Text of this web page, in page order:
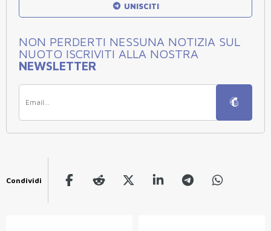
UNISCITI
NON PERDERTI NESSUNA NOTIZIA SUL
NUOTO ISCRIVITI ALLA NOSTRA
NEWSLETTER
Condividi